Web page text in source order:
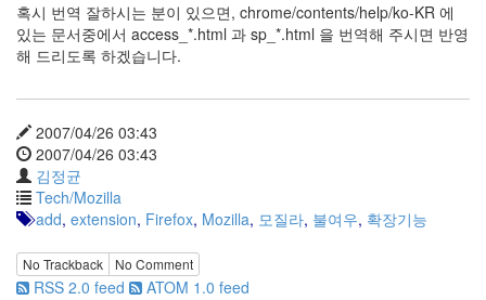
혹시 번역 잘하시는 분이 있으면, chrome/contents/help/ko-KR 에
있는 문서중에서 access_*.html 과 sp_*.html 을 번역해 주시면 반영
해 드리도록 하겠습니다.
2007/04/26 03:43
2007/04/26 03:43
김정균
Tech/Mozilla
add, extension, Firefox, Mozilla, 모질라, 불여우, 확장기능
No Trackback No Comment
RSS 2.0 feed ATOM 1.0 feed
프
로
그
밍
Mozilla
23
Tip
&
Trick
18
security
3